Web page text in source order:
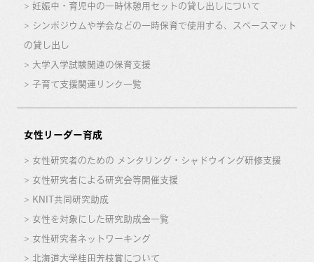
妊娠中・育児中の一時休憩用セットの貸し出しについて
シンポジウムや学会などの一時保育で使用する、スペースマット
の貸し出し
大学入学試験関連の保育支援
子育て支援関連リンク一覧
女性リーダー育成
女性研究者のための メンタリング・シャドウイング研修支援
女性研究者による研究会等開催支援
KNIT共同研究助成
女性を対象にした研究助成金一覧
女性研究者ネットワーキング
北海道大学桂田芳枝賞について